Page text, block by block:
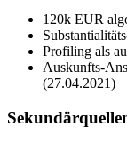
120k EUR
Profiling als
Auskunfts-
(27.04.2021)